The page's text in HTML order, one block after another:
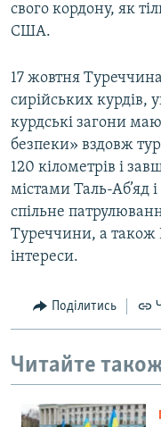
свого кордону, як
США.
17 жовтня
сирійських курдів,
курдські загони
безпеки» вздовж
120 кілометрів і
містами Таль-Аб’яд
спільне
Туреччини, а також
інтереси.
Поділитись
Читайте